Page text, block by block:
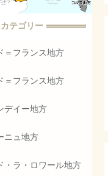
カテゴリー
＝フランス地方
＝フランス地方
デイー地方
ニュ地方
・ラ・ロワール地方